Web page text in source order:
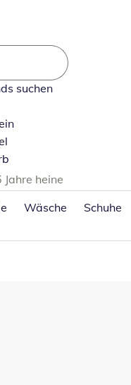
suchen
Jahre heine
Wäsche Schuhe